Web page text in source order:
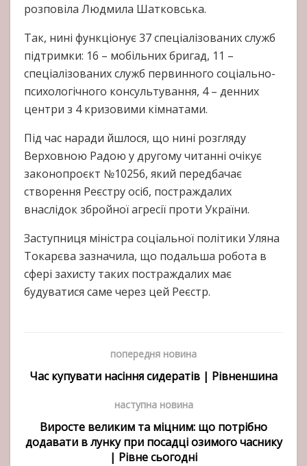
розповіла Людмила Шатковська.
Так, нині функціонує 37 спеціалізованих служб
підтримки: 16 – мобільних бригад, 11 –
спеціалізованих служб первинного соціально-
психологічного консультування, 4 – денних
центри з 4 кризовими кімнатами.
Під час наради йшлося, що нині розгляду
Верховною Радою у другому читанні очікує
законопроєкт №10256, який передбачає
створення Реєстру осіб, постраждалих
внаслідок збройної агресії проти України.
Заступниця міністра соціальної політики Уляна
Токарєва зазначила, що подальша робота в
сфері захисту таких постраждалих має
будуватися саме через цей Реєстр.
попередня новина
Час купувати насіння сидератів | Рівненшина
наступна новина
Виросте великим та міцним: що потрібно
додавати в лунку при посадці озимого часнику
| Рівне сьогодні